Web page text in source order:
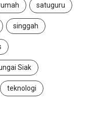
satuguru
singgah
Siak
teknologi